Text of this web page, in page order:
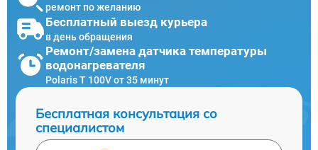
ремонт по желанию
Бесплатный выезд курьера
в день обращения
Ремонт/замена датчика температуры
водонагревателя
Polaris T 100V от 35 минут
Бесплатная консультация со
специалистом